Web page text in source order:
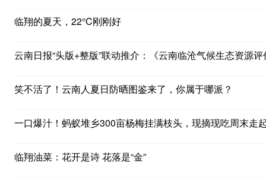
临翔的夏天，22°C刚刚好
云南日报“头版+整版”联动推介：《云南临沧气候生态资源
笑不活了！云南人夏日防晒图鉴来了，你属于哪派？
一口爆汁！蚂蚁堆乡300亩杨梅挂满枝头，现摘现吃周末走
临翔油菜：花开是诗 花落是“金”